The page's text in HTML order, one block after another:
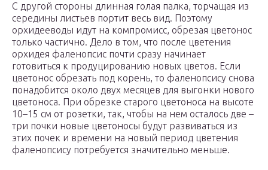
С другой стороны длинная голая палка, торчащая из
середины листьев портит весь вид. Поэтому
орхидееводы идут на компромисс, обрезая цветонос
только частично. Дело в том, что после цветения
орхидея фаленопсис почти сразу начинает
готовиться к продуцированию новых цветов. Если
цветонос обрезать под корень, то фаленопсису снова
понадобится около двух месяцев для выгонки нового
цветоноса. При обрезке старого цветоноса на высоте
10–15 см от розетки, так, чтобы на нем осталось две –
три почки новые цветоносы будут развиваться из
этих почек и времени на новый период цветения
фаленопсису потребуется значительно меньше.